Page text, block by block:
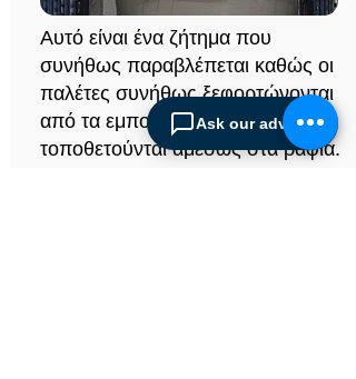
Ask our advisor
Αυτό είναι ένα ζήτημα που
συνήθως παραβλέπεται καθώς οι
παλέτες συνήθως ξεφορτώνονται
από τα εμπορευματοκιβώτια και
τοποθετούνται αμέσως στα ράφια.